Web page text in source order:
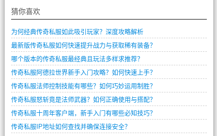
猜你喜欢
为何经典传奇私服如此吸引玩家？深度攻略解析
最新版传奇私服如何快速提升战力与获取稀有装备？
哪个版本的传奇私服最经典且玩法多样求推荐？
传奇私服阿德拉世界新手入门攻略？如何快速上手？
传奇私服法师控制技能有哪些？如何巧妙运用制胜？
传奇私服怒斩竟是法师武器？如何正确使用与搭配？
传奇私服十周年客户端，新手入门有哪些必知技巧？
传奇私服IP地址如何查找并确保连接安全？